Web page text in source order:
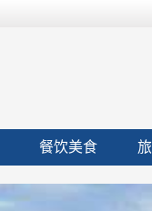
餐饮美食